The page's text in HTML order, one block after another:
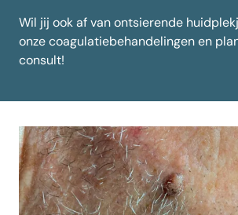
Wil jij ook af van ontsierende
onze coagulatiebehandelingenen
consult!